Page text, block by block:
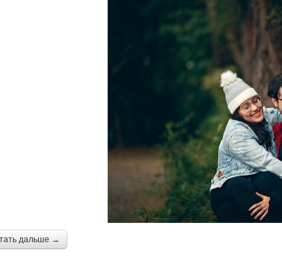
дальше →